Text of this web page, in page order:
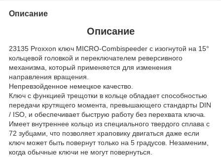
Описание
Описание
23135 Proxxon ключ MICRO-Combispeeder с изогнутой на 15°
кольцевой головкой и переключателем реверсивного
механизма, который применяется для изменения
направления вращения.
Непревзойденное немецкое качество.
Ключ с функцией трещотки в кольце обладает способностью
передачи крутящего момента, превышающего стандарты DIN
/ ISO, и обеспечивает быструю работу без перехвата ключа.
Имеет внутреннее кольцо из специального твердого сплава с
72 зубцами, что позволяет храповику двигаться даже если
ключ может быть повернут только на 5 градусов. Незаменим,
когда обычные ключи не могут повернуться.